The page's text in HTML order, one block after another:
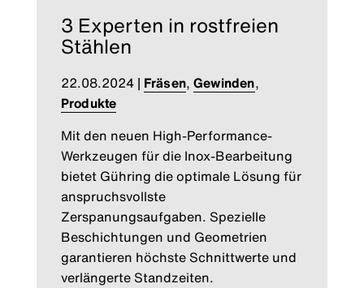
3 Experten in rostfreien
Stählen
22.08.2024| Fräsen, Gewinden,
Produkte
Mit den neuen High-Performance-
Werkzeugen für die Inox-Bearbeitung
bietet Gühring die optimale Lösung für
anspruchsvollste
Zerspanungsaufgaben. Spezielle
Beschichtungen und Geometrien
garantieren höchste Schnittwerte und
verlängerte Standzeiten.